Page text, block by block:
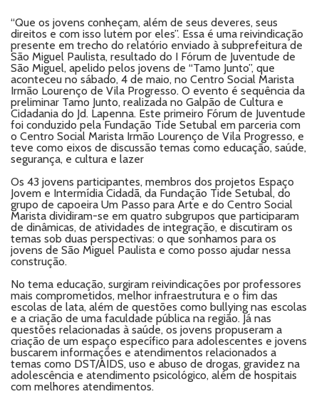
“Que os jovens conheçam, além de seus deveres, seus
direitos e com isso lutem por eles”. Essa é uma reivindicação
presente em trecho do relatório enviado à subprefeitura de
São Miguel Paulista, resultado do I Fórum de Juventude de
São Miguel, apelido pelos jovens de “Tamo Junto”, que
aconteceu no sábado, 4 de maio, no Centro Social Marista
Irmão Lourenço de Vila Progresso. O evento é sequência da
preliminar Tamo Junto, realizada no Galpão de Cultura e
Cidadania do Jd. Lapenna. Este primeiro Fórum de Juventude
foi conduzido pela Fundação Tide Setubal em parceria com
o Centro Social Marista Irmão Lourenço de Vila Progresso, e
teve como eixos de discussão temas como educação, saúde,
segurança, e cultura e lazer
Os 43 jovens participantes, membros dos projetos Espaço
Jovem e Intermídia Cidadã, da Fundação Tide Setubal, do
grupo de capoeira Um Passo para Arte e do Centro Social
Marista dividiram-se em quatro subgrupos que participaram
de dinâmicas, de atividades de integração, e discutiram os
temas sob duas perspectivas: o que sonhamos para os
jovens de São Miguel Paulista e como posso ajudar nessa
construção.
No tema educação, surgiram reivindicações por professores
mais comprometidos, melhor infraestrutura e o fim das
escolas de lata, além de questões como bullying nas escolas
e a criação de uma faculdade pública na região. Já nas
questões relacionadas à saúde, os jovens propuseram a
criação de um espaço específico para adolescentes e jovens
buscarem informações e atendimentos relacionados a
temas como DST/AIDS, uso e abuso de drogas, gravidez na
adolescência e atendimento psicológico, além de hospitais
com melhores atendimentos.